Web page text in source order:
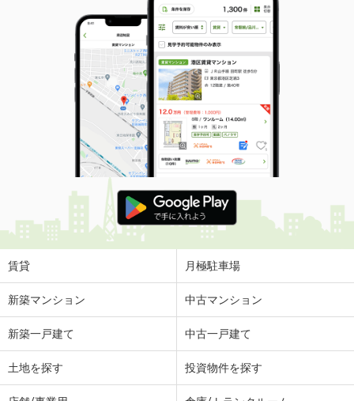
賃貸 月極駐車場
新築マンション 中古マンション
新築一戸建て 中古一戸建て
土地を探す 投資物件を探す